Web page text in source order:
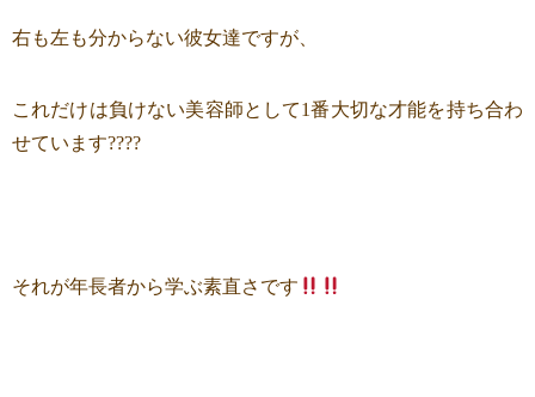
右も左も分からない彼女達ですが、
これだけは負けない美容師として1番大切な才能を持ち合わ
せています????
それが年長者から学ぶ素直さです